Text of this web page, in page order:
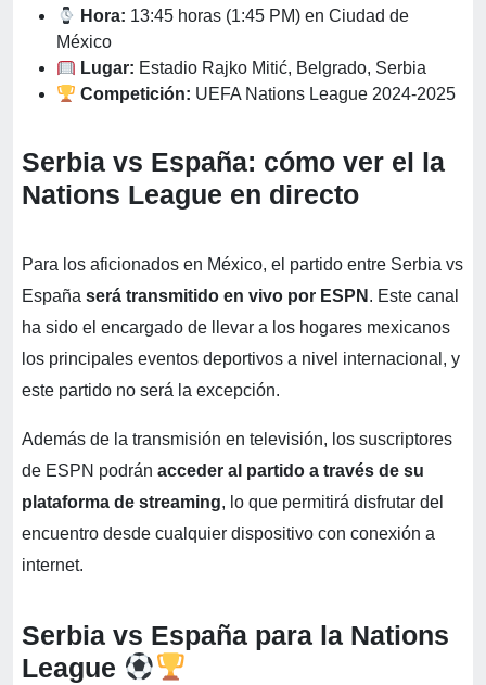
Hora: 13:45 horas (1:45 PM) en Ciudad de
México
Lugar: Estadio Rajko Mitić, Belgrado, Serbia
Competición: UEFA Nations League 2024-2025
Serbia vs España: cómo ver el la
Nations League en directo
Para los aficionados en México, el partido entre Serbia vs
España será transmitido en vivo por ESPN . Este canal
ha sido el encargado de llevar a los hogares mexicanos
los principales eventos deportivos a nivel internacional, y
este partido no será la excepción.
Además de la transmisión en televisión, los suscriptores
de ESPN podrán acceder al partido a través de su
plataforma de streaming, lo que permitirá disfrutar del
encuentro desde cualquier dispositivo con conexión a
internet.
Serbia vs España para la Nations
League